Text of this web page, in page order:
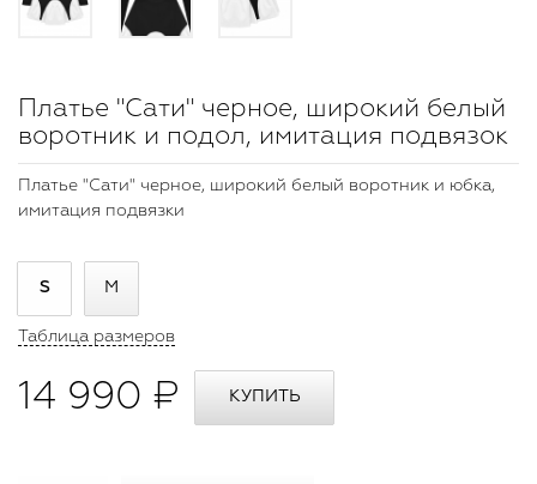
Платье "Сати" черное, широкий белый
воротник и подол, имитация подвязок
Платье "Сати" черное, широкий белый воротник и юбка,
имитация подвязки
S M
Таблица размеров
14 990 ₽